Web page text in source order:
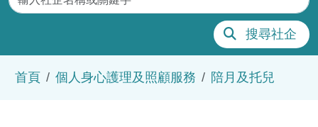
搜尋社企
首頁 個人身心護理及照顧服務 陪月及托兒